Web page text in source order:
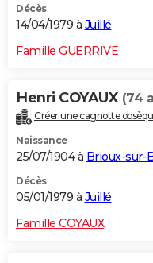
Décès
14/04/1979 à Juillé
Famille GUERRIVE
Henri COYAUX (74
Créer une cagnotte
Naissance
25/07/1904 à Brioux-sur-
Décès
05/01/1979 à Juillé
Famille COYAUX